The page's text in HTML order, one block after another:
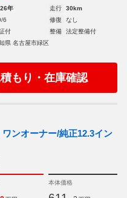
年 走行
30km
6 修復
なし
付 整備
法定整備付
県 名古屋市緑区
積もり・在庫確認
ンオーナー/純正12.3イン
本体価格